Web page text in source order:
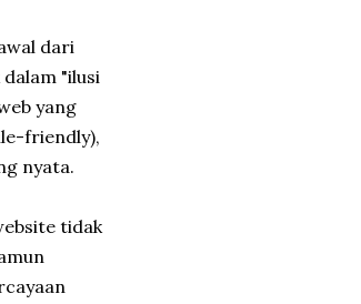
dari
"ilusi
yang
friendly),
nyata.
tidak